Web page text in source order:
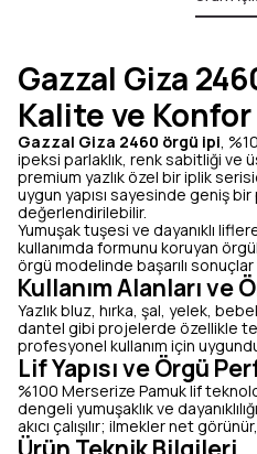
Gazzal Giza
Kalite ve
Gazzal Giza 2460 örgü ipi,
ipeksi parlaklık, renk sabitliği ve
premium yazlık özel bir iplik
uygun yapısı sayesinde geniş
değerlendirilebilir.
Yumuşak tuşesi ve dayanıklı
kullanımda formunu koruyan
örgü modelinde başarılı sonuçlar
Kullanım Alanları ve
Yazlık bluz, hırka, şal, yelek,
dantel gibi projelerde özellikle
profesyonel kullanım için
Lif Yapısı ve Örgü
%100 Merserize Pamuk lif
dengeli yumuşaklık ve
akıcı çalışılır; ilmekler net